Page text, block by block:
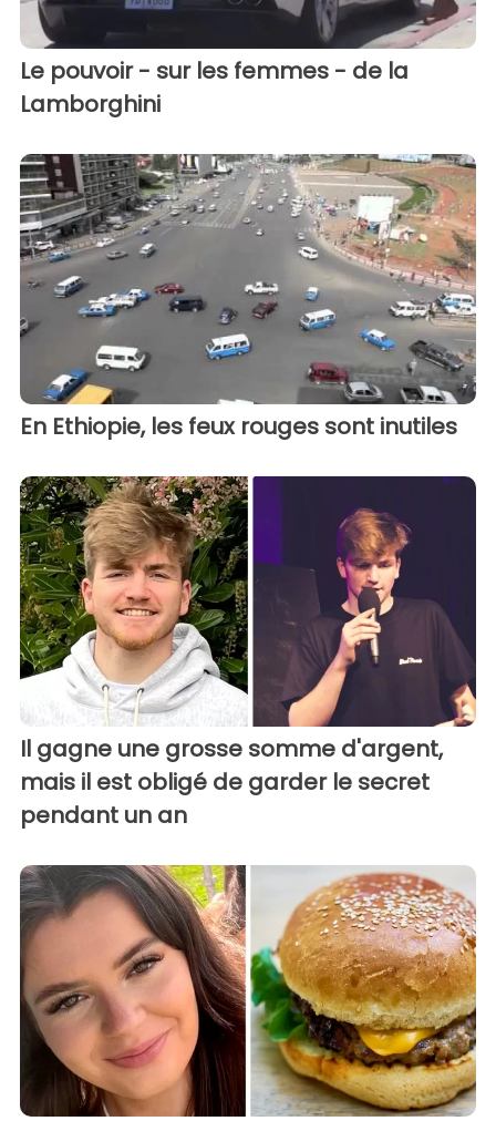
Le pouvoir - sur les femmes - de la
Lamborghini
En Ethiopie, les feux rouges sont inutiles
Il gagne une grosse somme d'argent,
mais il est obligé de garder le secret
pendant un an